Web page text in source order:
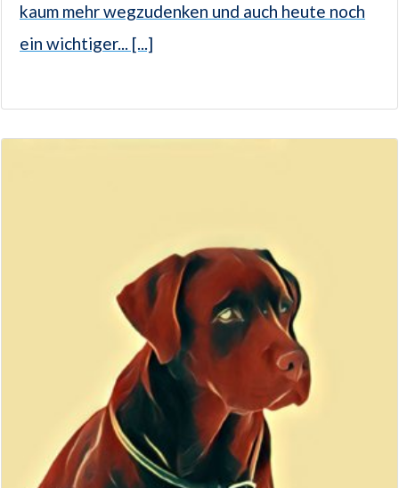
kaum mehr wegzudenken und auch heute noch
ein wichtiger... [...]